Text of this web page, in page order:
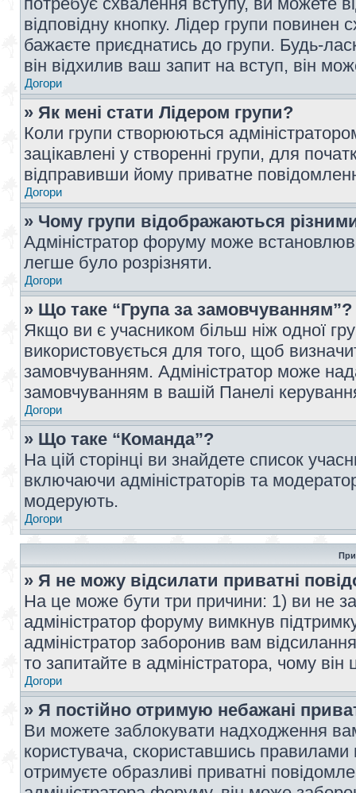
відповідну кнопку. Лідер групи
бажаєте приєднатись до групи. Будь-
він відхилив ваш запит на вступ, він
Догори
» Як мені стати Лідером групи?
Коли групи створюються
зацікавлені у створенні групи, для
відправивши йому приватне
Догори
» Чому групи відображаються
Адміністратор форуму може
легше було розрізняти.
Догори
» Що таке “Група за замовчуванням”?
Якщо ви є учасником більш ніж одної
використовується для того, щоб
замовчуванням. Адміністратор може
замовчуванням в вашій Панелі
Догори
» Що таке “Команда”?
На цій сторінці ви знайдете список
включаючи адміністраторів та
модерують.
Догори
» Я не можу відсилати приватні
На це може бути три причини: 1) ви не
адміністратор форуму вимкнув
адміністратор заборонив вам
то запитайте в адміністратора, чому він
Догори
» Я постійно отримую небажані
Ви можете заблокувати надходження
користувача, скориставшись
отримуєте образливі приватні